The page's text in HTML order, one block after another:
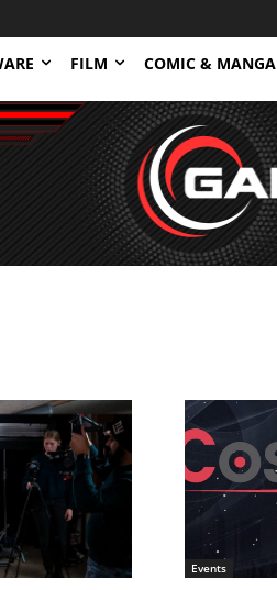
FILM COMIC & MANGA
Events